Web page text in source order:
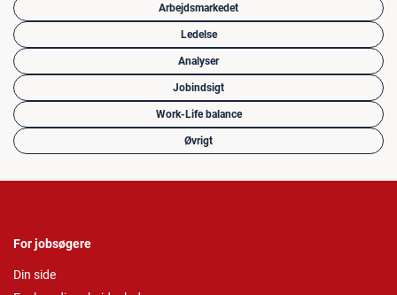
Arbejdsmarkedet
Ledelse
Analyser
Jobindsigt
Work-Life balance
Øvrigt
For jobsøgere
Din side